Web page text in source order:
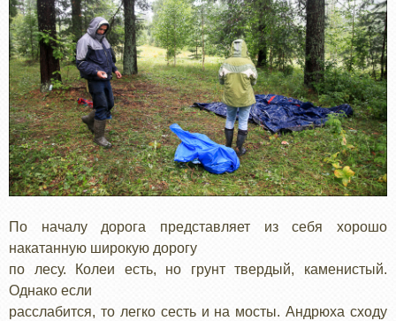
По началу дорога представляет из себя хорошо
накатанную широкую дорогу
по лесу. Колеи есть, но грунт твердый, каменистый.
Однако если
расслабится, то легко сесть и на мосты. Андрюха сходу